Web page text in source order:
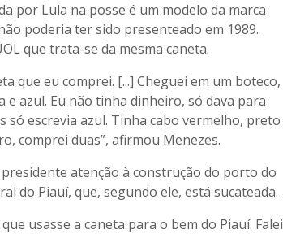
por Lula na posse é um modelo da marca
poderia ter sido presenteado em 1989.
que trata-se da mesma caneta.
que eu comprei. [...] Cheguei em um boteco,
azul. Eu não tinha dinheiro, só dava para
só escrevia azul. Tinha cabo vermelho, preto
comprei duas”, afirmou Menezes.
atenção à construção do porto do
do Piauí, que, segundo ele, está sucateada.
usasse a caneta para o bem do Piauí. Falei